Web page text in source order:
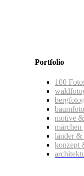
Portfolio
100
motive
märchen
länder &
konzept